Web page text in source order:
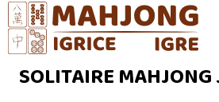
SOLITAIRE